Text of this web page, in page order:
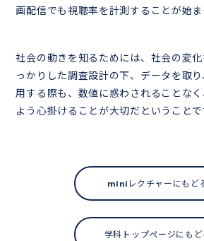
画配信でも視聴率を計測することが始ま
社会の動きを知るためには、社会の変
っかりした調査設計の下、データを取
用する際も、数値に惑わされることな
よう心掛けることが大切だということで
miniレクチャーにもど
学科トップページにもど